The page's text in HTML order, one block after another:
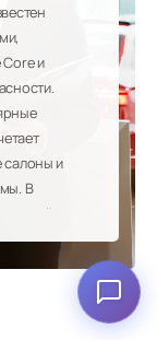
и
салоны и
В
ценит